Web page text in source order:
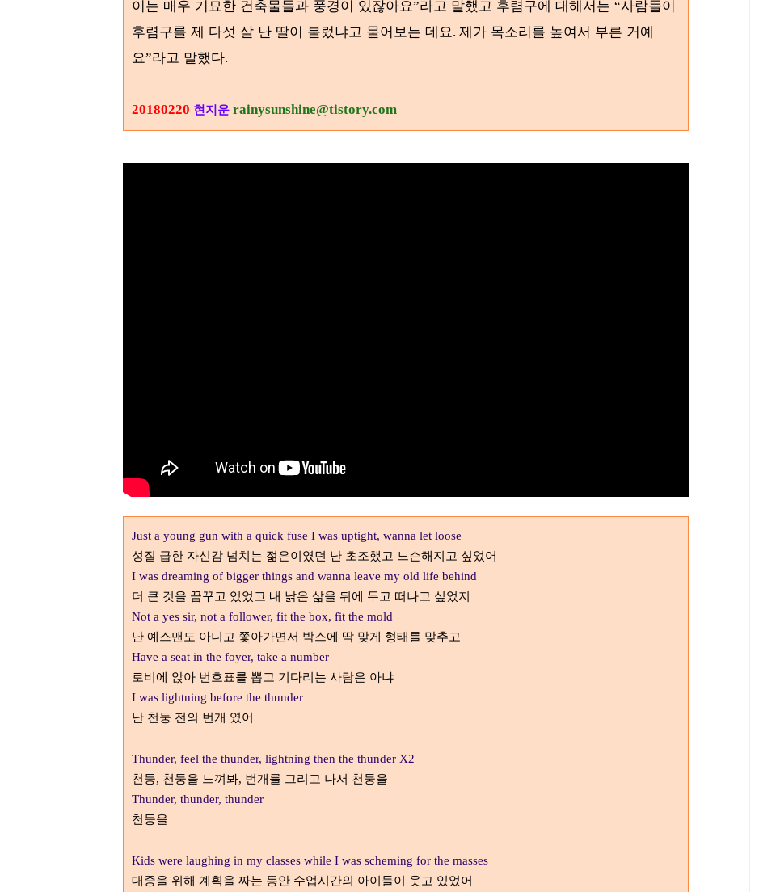
이는 매우 기묘한 건축물들과 풍경이 있잖아요”라고 말했고 후렴구에 대해서는 “사람들이
후렴구를 제 다섯 살 난 딸이 불렀냐고 물어보는 데요. 제가 목소리를 높여서 부른 거예
요”라고 말했다.
20180220 현지운 rainysunshine@tistory.com
Just a young gun with a quick fuse I was uptight, wanna let loose
성질 급한 자신감 넘치는 젊은이였던 난 초조했고 느슨해지고 싶었어
I was dreaming of bigger things and wanna leave my old life behind
더 큰 것을 꿈꾸고 있었고 내 낡은 삶을 뒤에 두고 떠나고 싶었지
Not a yes sir, not a follower, fit the box, fit the mold
난 예스맨도 아니고 쫓아가면서 박스에 딱 맞게 형태를 맞추고
Have a seat in the foyer, take a number
로비에 앉아 번호표를 뽑고 기다리는 사람은 아냐
I was lightning before the thunder
난 천둥 전의 번개 였어
Thunder, feel the thunder, lightning then the thunder X2
천둥, 천둥을 느껴봐, 번개를 그리고 나서 천둥을
Thunder, thunder, thunder
천둥을
Kids were laughing in my classes while I was scheming for the masses
대중을 위해 계획을 짜는 동안 수업시간의 아이들이 웃고 있었어